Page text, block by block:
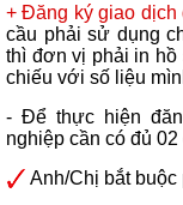
+ Đăng ký giao dịch
cầu phải sử dụng
thì đơn vị phải in
chiếu với số liệu
- Để thực hiện
nghiệp cần có đủ
Anh/Chị bắt buộc